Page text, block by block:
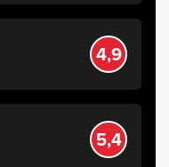
4,9
5,4